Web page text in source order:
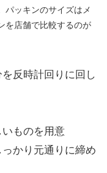
パッキンのサイズはメ
を店舗で比較するのが
反時計回りに回し
ものを用意
かり元通りに締め